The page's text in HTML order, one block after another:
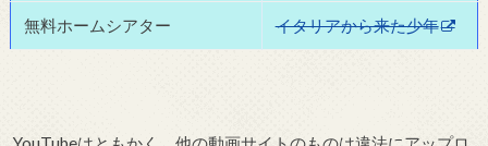
無料ホームシアター イタリアから来た少年